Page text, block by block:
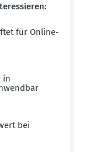
für Online-
in
bei